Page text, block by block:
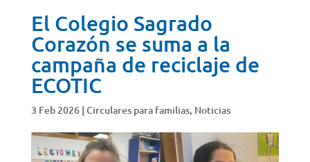
El Colegio Sagrado
Corazón se suma a la
campaña de reciclaje de
ECOTIC
3 Feb 2026| Circulares para familias, Noticias